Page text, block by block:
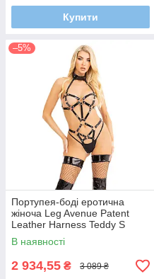
Купити
–5%
Портупея-боді еротична
жіноча Leg Avenue Patent
Leather Harness Teddy S
В наявності
2 934,55 ₴ 3 089 ₴